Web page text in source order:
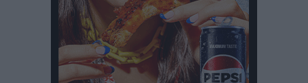
ΑΕΡΑ: Δεν σταματάει να ενισχύεται, νέο απόκτημα ο
Μητρόπουλος
Αθλητικά• πριν 2 ώρες